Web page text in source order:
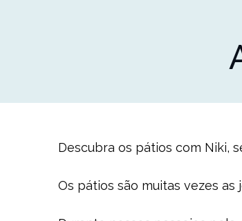
Descubra os pátios com Niki,
Os pátios são muitas vezes